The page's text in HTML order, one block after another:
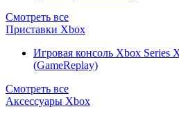
Смотреть все
Приставки Xbox
Игровая консоль Xbox Series
(GameReplay)
Смотреть все
Аксессуары Xbox